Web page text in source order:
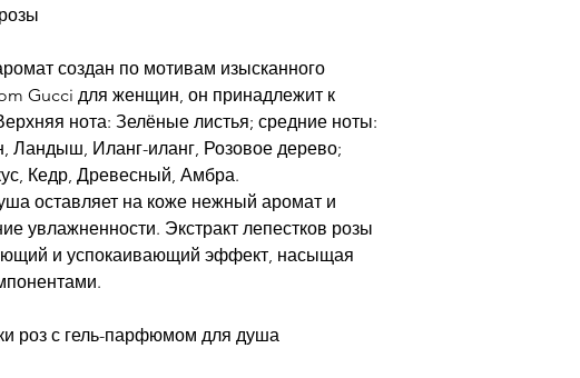
создан по мотивам изысканного
Gucci для женщин, он принадлежит к
нота: Зелёные листья; средние ноты:
Ландыш, Иланг-иланг, Розовое дерево;
Кедр, Древесный, Амбра.
оставляет на коже нежный аромат и
увлажненности. Экстракт лепестков розы
и успокаивающий эффект, насыщая
роз с гель-парфюмом для душа